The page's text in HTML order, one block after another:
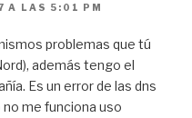
A LAS 5:01 PM
problemas que tú
además tengo el
Es un error de las dns
me funciona uso